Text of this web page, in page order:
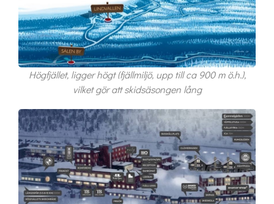
Högfjället, ligger högt (fjällmiljö, upp till ca 900 m ö.h.),
vilket gör att skidsäsongen lång